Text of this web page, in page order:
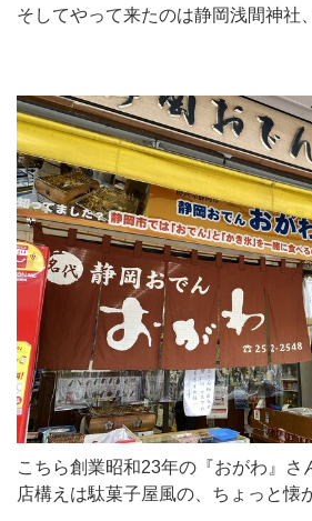
そしてやって来たのは静岡浅間神社
こちら創業昭和23年の『おがわ』さ
店構えは駄菓子屋風の、ちょっと懐